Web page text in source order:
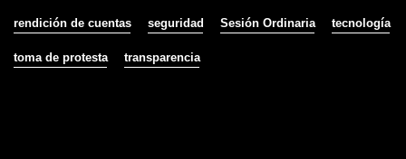
rendición de cuentas seguridad Sesión Ordinaria tecnología
toma de protesta transparencia